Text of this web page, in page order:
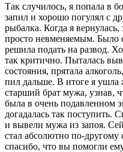
Так случилось, я попала в
запил и хорошо погулял с
рыбалка. Когда я
просто невменяемым. Было
решила подать на развод.
так критично. Пыталась
состояния, прятала
пил дальше. В итоге я ушла
старший брат мужа, узнав,
была в очень подавленном
догадалась так поступить.
и вывели мужа из запоя.
стал абсолютно по-
спасибо, что вы помогли